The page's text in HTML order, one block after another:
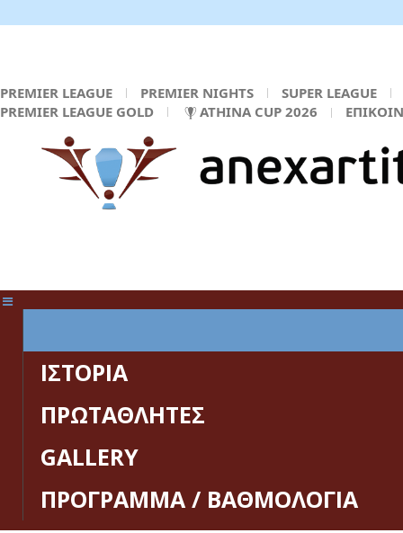
PREMIER LEAGUE PREMIER NIGHTS
SUPER LEAGUE
PREMIER LEAGUE GOLD
ATHINA CUP 2026
ΙΣΤΟΡΙΑ
ΠΡΩΤΑΘΛΗΤΕΣ
GALLERY
ΠΡΟΓΡΑΜΜΑ / ΒΑΘΜΟΛΟΓΙΑ